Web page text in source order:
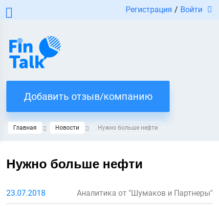
Регистрация / Войти
Добавить отзыв/компанию
Главная Новости Нужно больше нефти
Нужно больше нефти
23.07.2018 Аналитика от "Шумаков и Партнеры"